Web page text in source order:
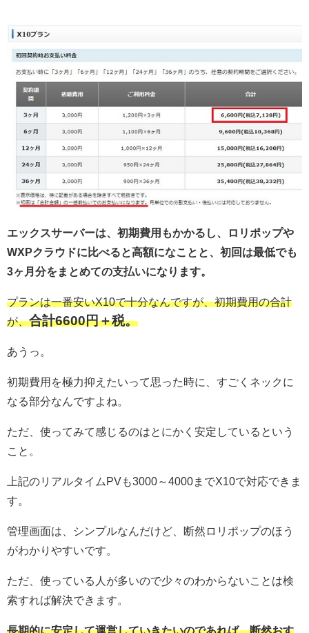
エックスサーバーは、初期費用もかかるし、ロリポップや
WXPクラウドに比べると高額になことと、初回は最低でも
3ヶ月分をまとめての支払いになります。
プランは一番安いX10で十分なんですが、初期費用の合計
が、合計6600円＋税。
あうっ。
初期費用を極力抑えたいって思った時に、すごくネックに
なる部分なんですよね。
ただ、使ってみて感じるのはとにかく安定しているという
こと。
上記のリアルタイムPVも3000～4000までX10で対応できま
す。
管理画面は、シンプルなんだけど、断然ロリポップのほう
がわかりやすいです。
ただ、使っている人が多いので少々のわからないことは検
索すれば解決できます。
長期的に安定して運営していきたいのであれば、断然おす